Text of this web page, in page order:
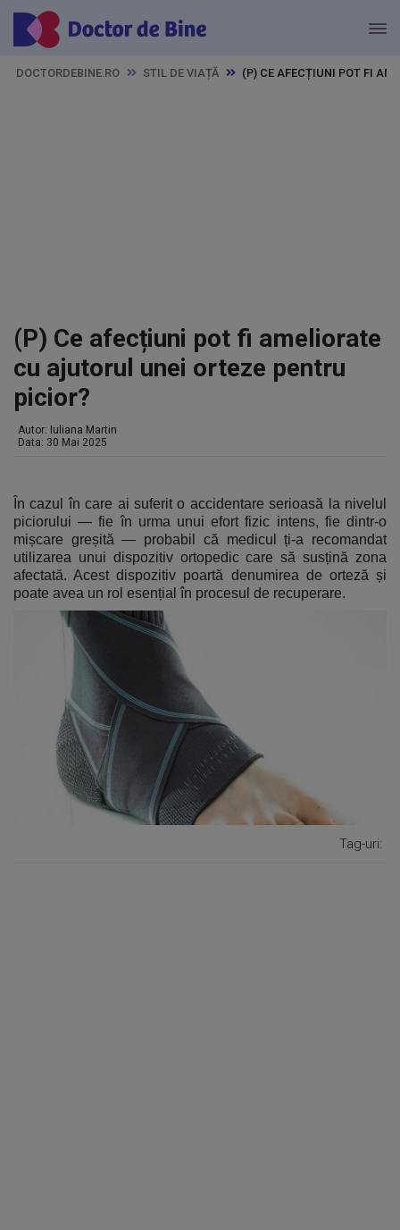
DOCTORDEBINE.RO STIL DE VIAȚĂ (P) CE AFECȚIUNI POT FI
(P) Ce afecțiuni pot fi ameliorate
cu ajutorul unei orteze pentru
picior?
Autor: Iuliana Martin
Data: 30 Mai 2025
În cazul în care ai suferit o accidentare serioasă la nivelul
piciorului — fie în urma unui efort fizic intens, fie dintr-o
mișcare greșită — probabil că medicul ți-a recomandat
utilizarea unui dispozitiv ortopedic care să susțină zona
afectată. Acest dispozitiv poartă denumirea de orteză și
poate avea un rol esențial în procesul de recuperare.
Tag-uri: